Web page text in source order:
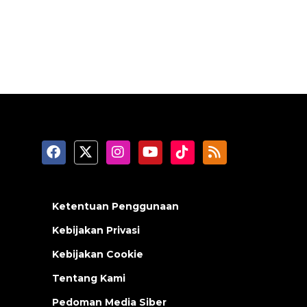
Ketentuan Penggunaan
Kebijakan Privasi
Kebijakan Cookie
Tentang Kami
Pedoman Media Siber